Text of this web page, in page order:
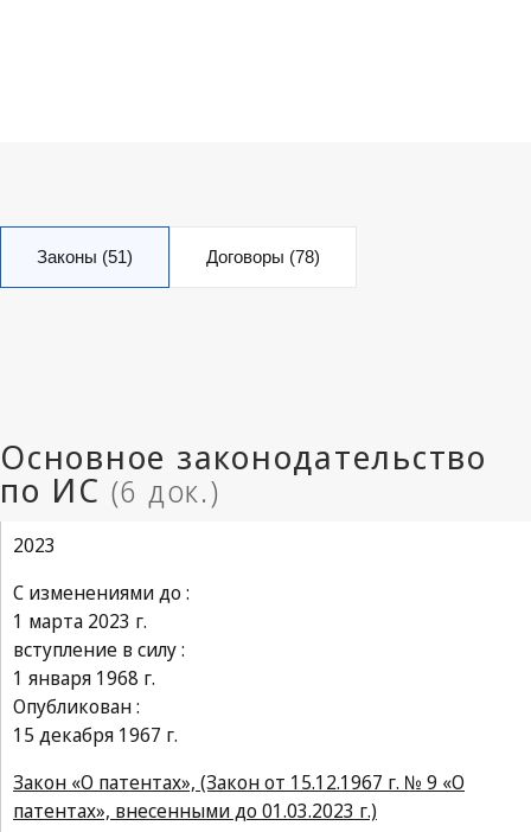
Законы (51) Договоры (78)
2023
С изменениями до :
1 марта 2023 г.
вступление в силу :
1 января 1968 г.
Опубликован :
15 декабря 1967 г.
Закон «О патентах», (Закон от 15.12.1967 г. № 9 «О
патентах», внесенными до 01.03.2023 г.)